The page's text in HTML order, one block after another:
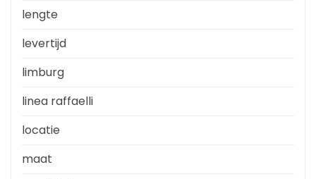
lengte
levertijd
limburg
linea raffaelli
locatie
maat